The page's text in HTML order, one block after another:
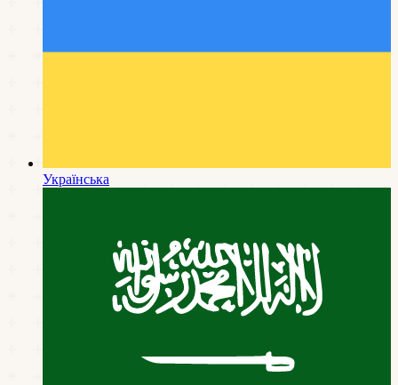
Українська